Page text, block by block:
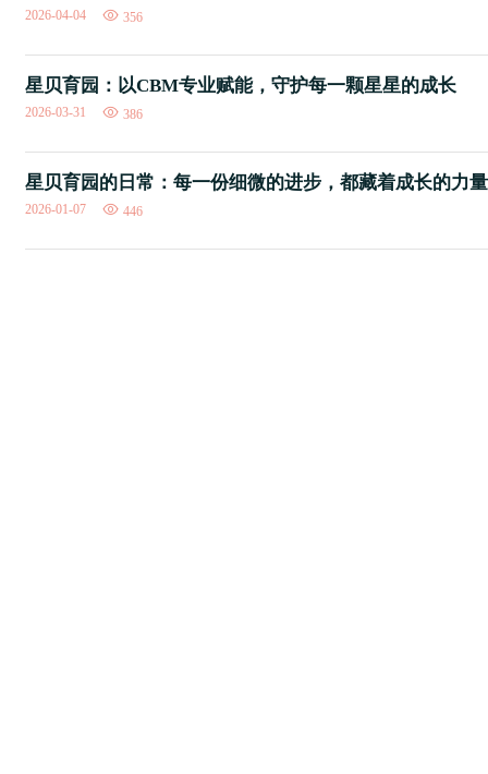
2026-04-04 356
星贝育园：以CBM专业赋能，守护每一颗星星的成长
2026-03-31 386
星贝育园的日常：每一份细微的进步，都藏着成长的力量
2026-01-07 446